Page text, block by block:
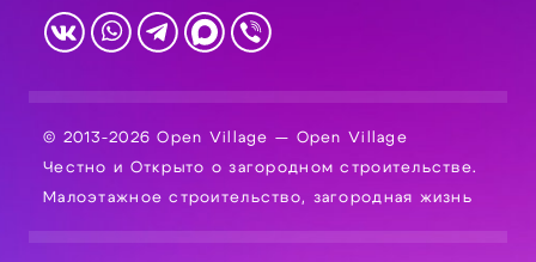
© 2013-2026 Open Village — Open Village
Честно и Открыто о загородном строительстве.
Малоэтажное строительство, загородная жизнь